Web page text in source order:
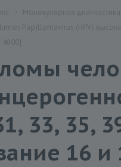
33, 35,
16 и